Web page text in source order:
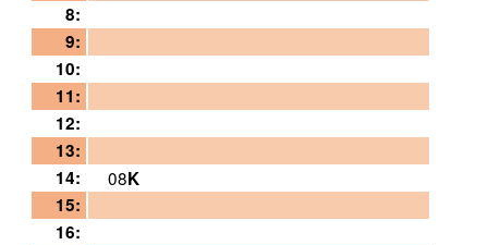
8:
9:
10:
11:
12:
13:
14:
08K
15:
16: